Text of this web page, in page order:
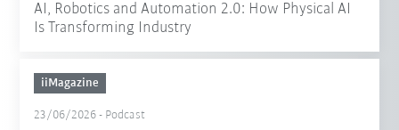
AI, Robotics and Automation 2.0: How Physical AI
Is Transforming Industry
iiMagazine
23/06/2026 - Podcast